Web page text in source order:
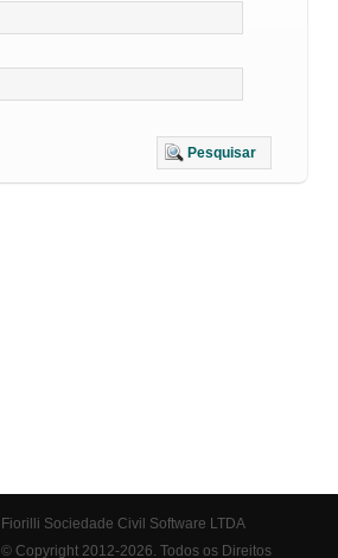
Pesquisar
Fiorilli Sociedade Civil Software LTDA
© Copyright 2012-2026. Todos os Direitos